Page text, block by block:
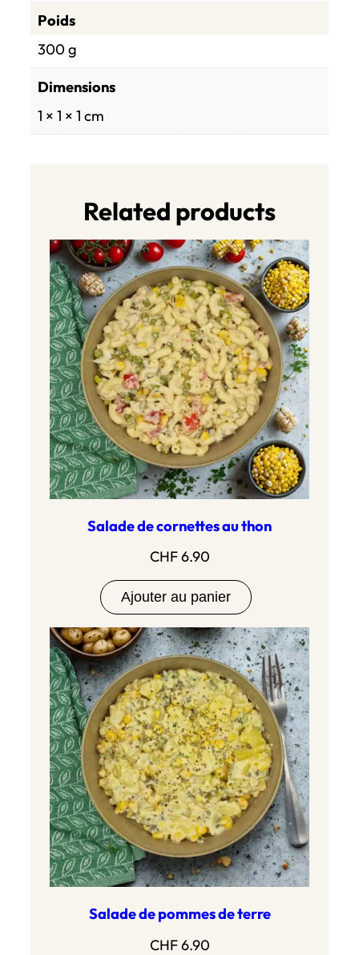
Poids
300 g
Dimensions
1 × 1 × 1 cm
Related products
Salade de cornettes au thon
CHF6.90
Ajouter au panier
Salade de pommes de terre
CHF6.90